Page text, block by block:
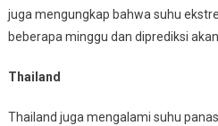
juga mengungkap bahwa suhu
beberapa minggu dan diprediksi
Thailand
Thailand juga mengalami suhu